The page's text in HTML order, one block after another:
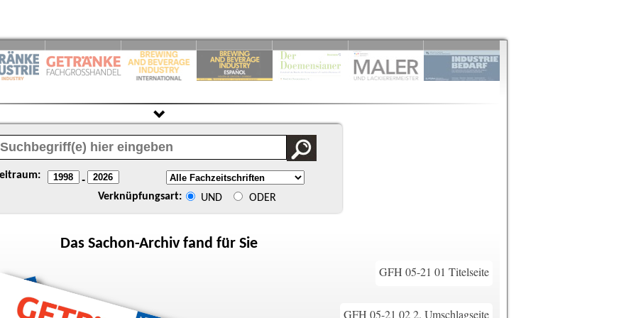
-
Verknüpfungsart: UND ODER
Das Sachon-Archiv fand für Sie
GFH 05-21 01 Titelseite
GFH 05-21 02 2. Umschlagseite